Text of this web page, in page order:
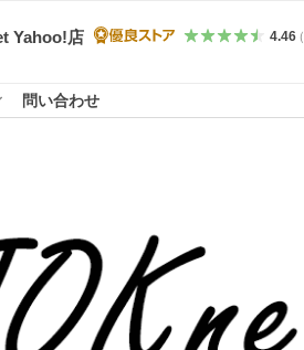
Yahoo!店 4.46（
問い合わせ